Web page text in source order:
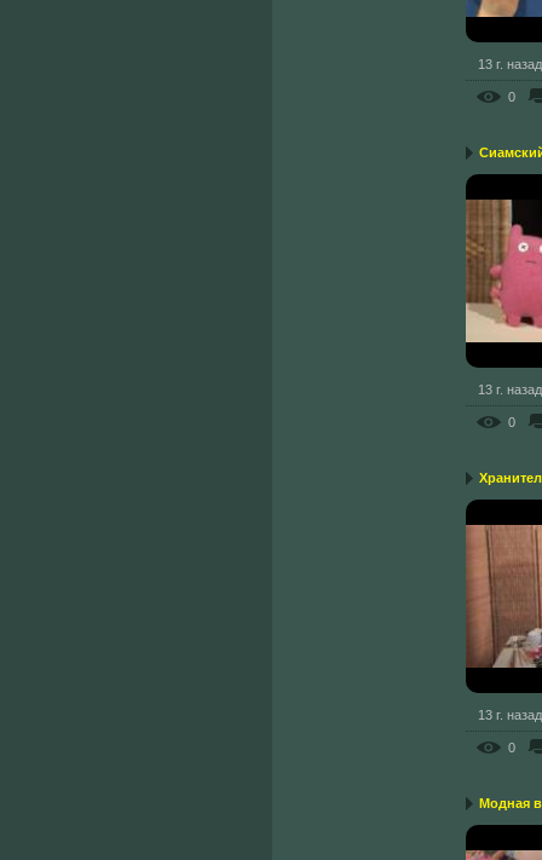
13 г. назад
0
13 г. назад
0
13 г. назад
0
Модная